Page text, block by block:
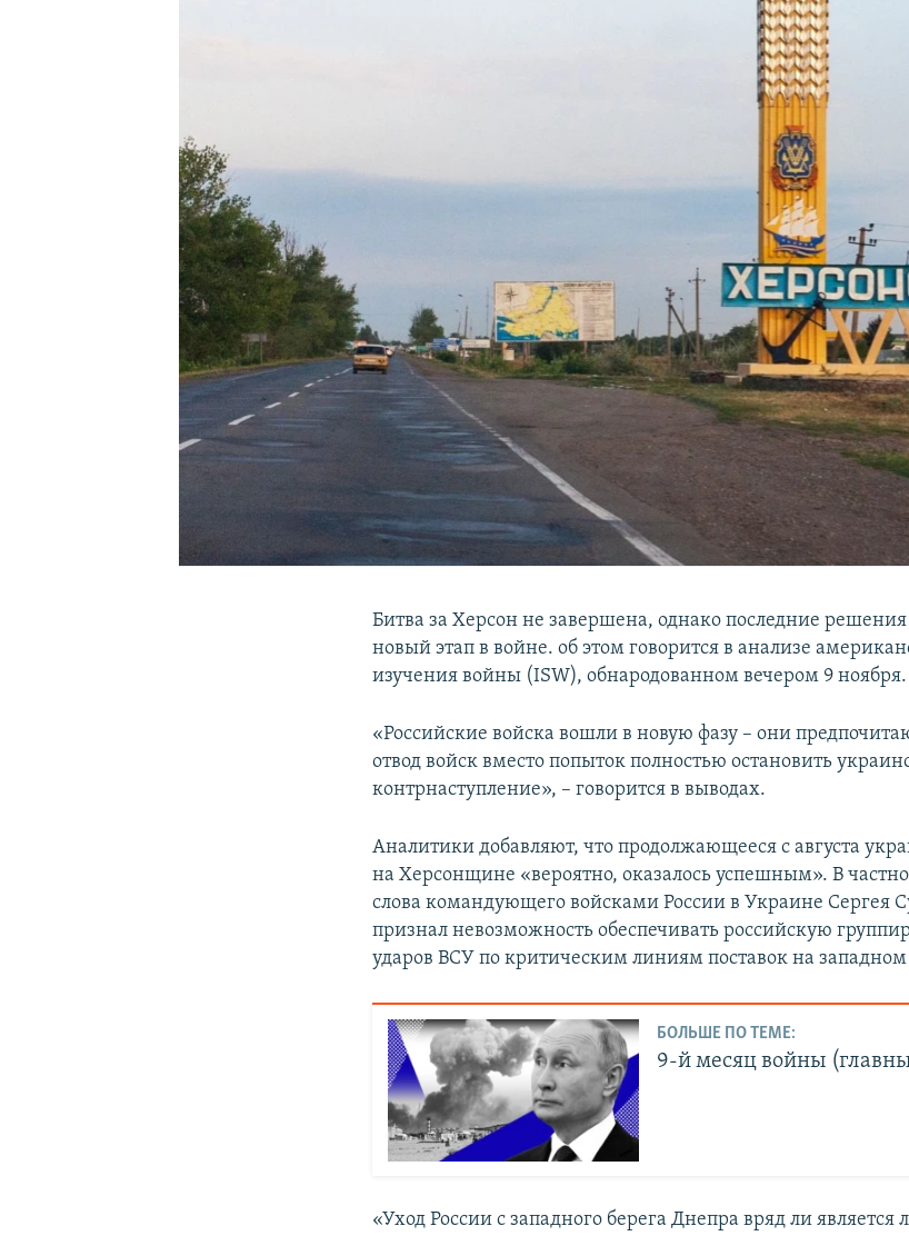
Битва за Херсон не завершена, однако последние
новый этап в войне. об этом говорится в анализе
изучения войны (ISW), обнародованном вечером 9 ноября.
«Российские войска вошли в новую фазу – они
отвод войск вместо попыток полностью остановить
контрнаступление», – говорится в выводах.
Аналитики добавляют, что продолжающееся с августа
на Херсонщине «вероятно, оказалось успешным». В
слова командующего войсками России в Украине Сергея
признал невозможность обеспечивать российскую
ударов ВСУ по критическим линиям поставок на западном
БОЛЬШЕ ПО ТЕМЕ:
9-й месяц войны
«Уход России с западного берега Днепра вряд ли является